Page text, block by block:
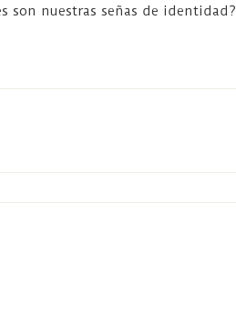
son nuestras señas de identidad?